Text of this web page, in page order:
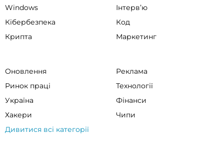
Windows
Інтервʼю
Кібербезпека
Код
Крипта
Маркетинг
Оновлення
Реклама
Ринок праці
Технології
Україна
Фінанси
Хакери
Чипи
Дивитися всі категорії